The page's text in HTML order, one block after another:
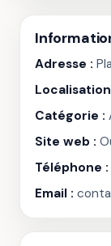
Adresse :
Catégorie :
Site web :
Téléphone :
Email :